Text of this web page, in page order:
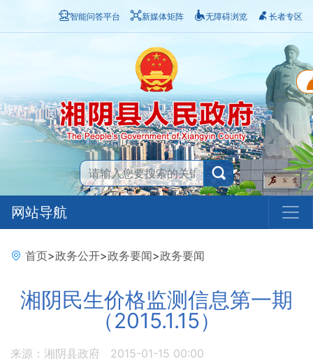
智能问答平台 新媒体矩阵 无障碍浏览 长者专区
网站导航
首页>政务公开>政务要闻>政务要闻
湘阴民生价格监测信息第一期
（2015.1.15）
来源：湘阴县政府
2015-01-15 00:00